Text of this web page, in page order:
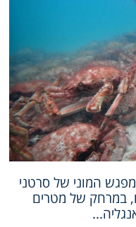
מפגש המוני של סרטני
במרחק של מטרים